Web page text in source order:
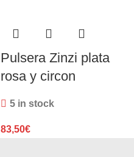
Pulsera Zinzi plata
rosa y circon
5 in stock
83,50€